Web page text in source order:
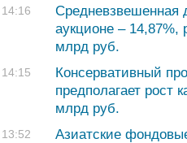
14:16
Средневзвешенная
аукционе –
млрд руб.
14:15
Консервативный
предполагает рост
млрд руб.
13:52
Азиатские